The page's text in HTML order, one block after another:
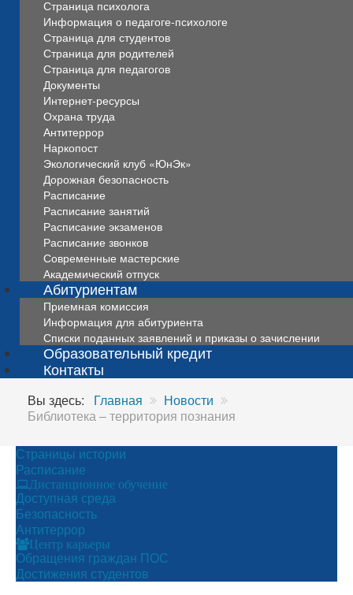
Страница психолога
Информация о педагоге-психологе
Страница для студентов
Страница для родителей
Страница для педагогов
Документы
Интернет-ресурсы
Охрана труда
Антитеррор
Наркопост
Экологический клуб «ЮнЭк»
Дорожная безопасность
Расписание
Расписание занятий
Расписание экзаменов
Расписание звонков
Современные мастерские
Академический отпуск
Абитуриентам
Приемная комиссия
Информация для абитуриента
Списки поданных заявлений и приказы о зачислении
Образовательный кредит
Контакты
Вы здесь: Главная
Новости
Библиотека – территория познания
Страницы истории
Расписание
Дистанционное обучение
Доступная среда
Безопасность
Антитеррор
Центр карьеры
Обращения граждан ПОС
Достижения студентов